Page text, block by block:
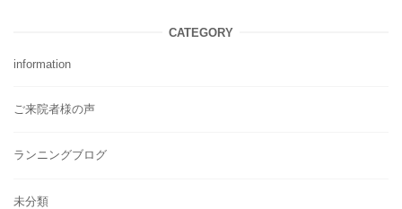
CATEGORY
information
ご来院者様の声
ランニングブログ
未分類